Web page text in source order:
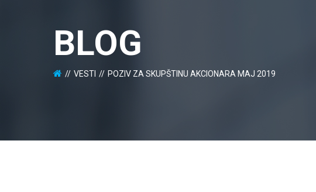
BLOG
VESTI POZIV ZA SKUPŠTINU AKCIONARA MAJ 2019